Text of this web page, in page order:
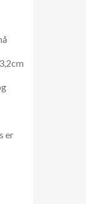
er